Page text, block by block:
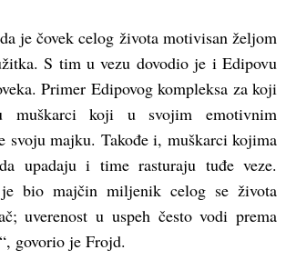
je čovek celog života motivisan željom
S tim u vezu dovodio je i Edipovu
Primer Edipovog kompleksa za koji
muškarci koji u svojim emotivnim
svoju majku. Takođe i, muškarci kojima
upadaju i time rasturaju tuđe veze.
bio majčin miljenik celog se života
uverenost u uspeh često vodi prema
govorio je Frojd.